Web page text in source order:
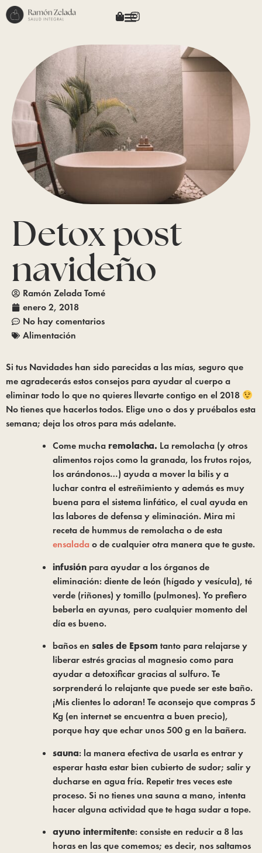
Detox post
navideño
Ramón Zelada Tomé
enero 2, 2018
No hay comentarios
Alimentación
Si tus Navidades han sido parecidas a las mías, seguro que
me agradecerás estos consejos para ayudar al cuerpo a
eliminar todo lo que no quieres llevarte contigo en el 2018
No tienes que hacerlos todos. Elige uno o dos y pruébalos esta
semana; deja los otros para más adelante.
Come mucha remolacha. La remolacha (y otros
alimentos rojos como la granada, los frutos rojos,
los arándonos…) ayuda a mover la bilis y a
luchar contra el estreñimiento y además es muy
buena para el sistema linfático, el cual ayuda en
las labores de defensa y eliminación. Mira mi
ensalada o de cualquier otra manera que te guste.
infusión para ayudar a los órganos de
eliminación: diente de león (hígado y vesícula), té
verde (riñones) y tomillo (pulmones). Yo prefiero
beberla en ayunas, pero cualquier momento del
día es bueno.
baños en sales de Epsom tanto para relajarse y
liberar estrés gracias al magnesio como para
ayudar a detoxificar gracias al sulfuro. Te
sorprenderá lo relajante que puede ser este baño.
¡Mis clientes lo adoran! Te aconsejo que compras 5
Kg (en internet se encuentra a buen precio),
porque hay que echar unos 500 g en la bañera.
sauna: la manera efectiva de usarla es entrar y
esperar hasta estar bien cubierto de sudor; salir y
ducharse en agua fría. Repetir tres veces este
proceso. Si no tienes una sauna a mano, intenta
hacer alguna actividad que te haga sudar a tope.
ayuno intermitente: consiste en reducir a 8 las
horas en las que comemos; es decir, nos saltamos